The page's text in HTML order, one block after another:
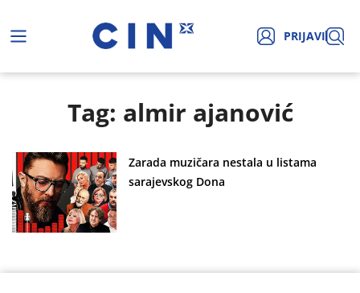
PRIJAVI
Tag: almir ajanović
Zarada muzičara nestala u listama
sarajevskog Dona